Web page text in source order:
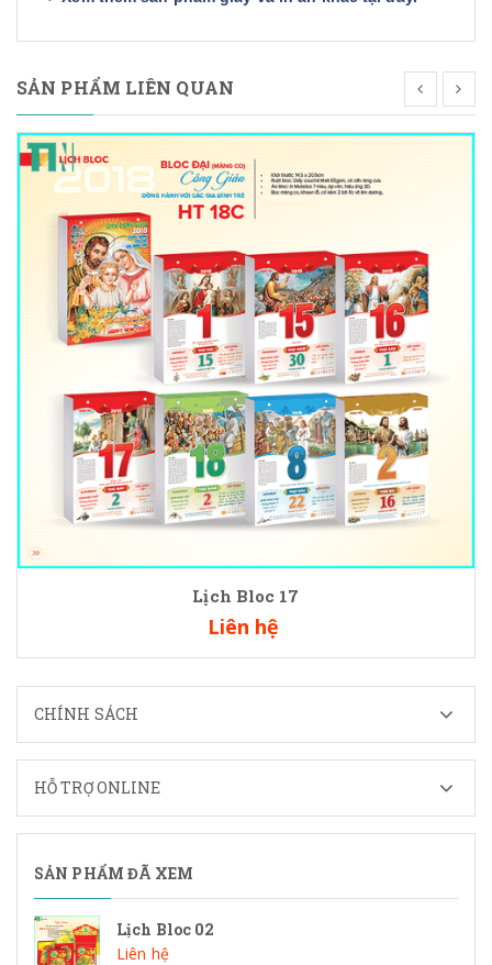
SẢN PHẨM LIÊN QUAN
Lịch Bloc 17
Liên hệ
CHÍNH SÁCH
HỖ TRỢ ONLINE
SẢN PHẨM ĐÃ XEM
Lịch Bloc 02
Liên hệ